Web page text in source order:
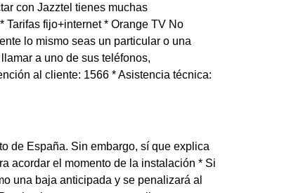
con Jazztel tienes muchas
Tarifas fijo+internet * Orange TV No
lo mismo seas un particular o una
a uno de sus teléfonos,
al cliente: 1566 * Asistencia técnica:
de España. Sin embargo, sí que explica
acordar el momento de la instalación * Si
una baja anticipada y se penalizará al